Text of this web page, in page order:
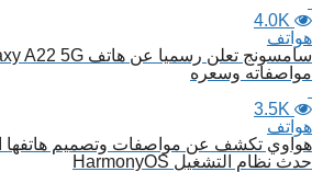
4.0K
هواتف
مواصفاته وسعره
3.5K
هواتف
حدث نظام التشغيل HarmonyOS